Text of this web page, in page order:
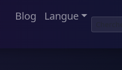
Blog Langue